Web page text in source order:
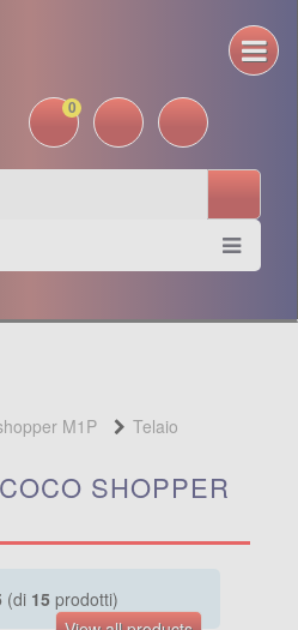
0
M1P Telaio
SHOPPER
(di 15 prodotti)